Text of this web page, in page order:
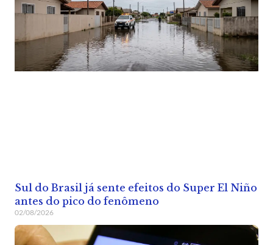
Sul do Brasil já sente efeitos do Super El Niño
antes do pico do fenômeno
02/08/2026